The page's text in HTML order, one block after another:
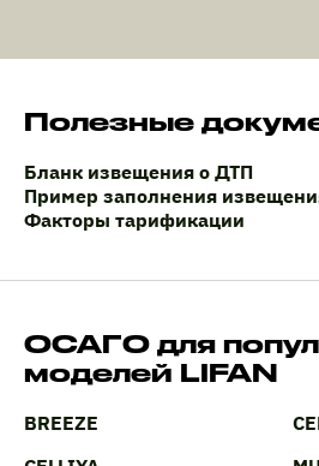
Полезные
Бланк извещения о ДТП
Пример заполнения
Факторы тарификации
ОСАГО для
моделей LIFAN
BREEZE